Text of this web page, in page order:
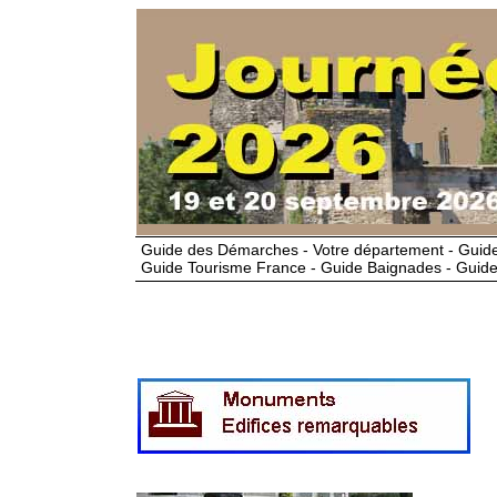
Guide des Démarches - Votre département -
Guide Tourisme France - Guide Baignades -